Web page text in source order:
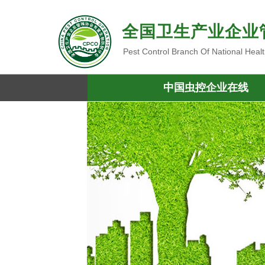
全国卫生产业企
Pest Control Branch Of National
中国虫控企业在线